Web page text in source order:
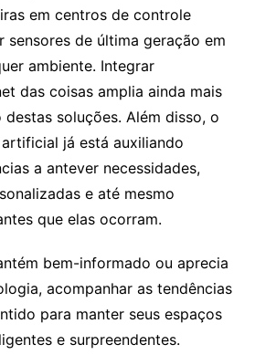
em centros de controle
de última geração em
ambiente. Integrar
das coisas amplia ainda mais
soluções. Além disso, o
já está auxiliando
a antever necessidades,
e até mesmo
que elas ocorram.
bem-informado ou aprecia
acompanhar as tendências
para manter seus espaços
e surpreendentes.